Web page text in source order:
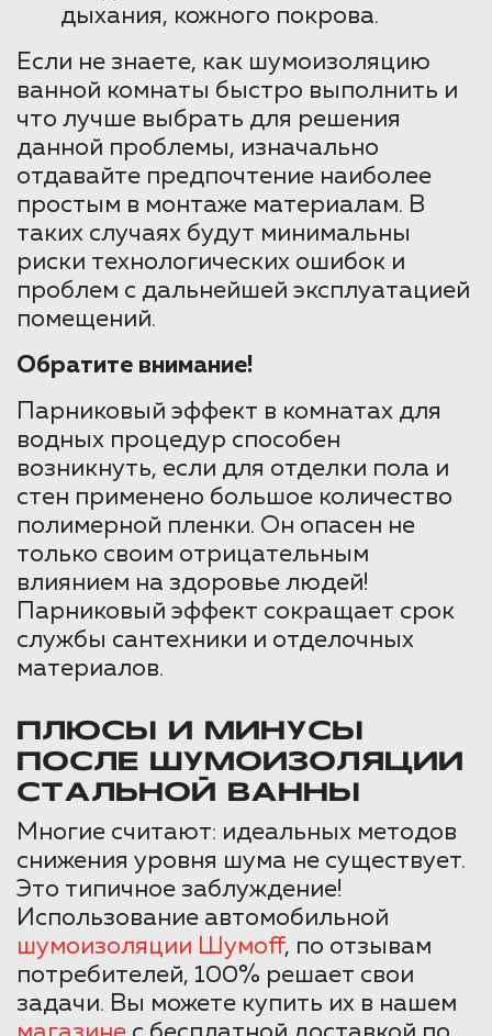
дыхания, кожного покрова.
Если не знаете, как шумоизоляцию
ванной комнаты быстро выполнить и
что лучше выбрать для решения
данной проблемы, изначально
отдавайте предпочтение наиболее
простым в монтаже материалам. В
таких случаях будут минимальны
риски технологических ошибок и
проблем с дальнейшей эксплуатацией
помещений.
Обратите внимание!
Парниковый эффект в комнатах для
водных процедур способен
возникнуть, если для отделки пола и
стен применено большое количество
полимерной пленки. Он опасен не
только своим отрицательным
влиянием на здоровье людей!
Парниковый эффект сокращает срок
службы сантехники и отделочных
материалов.
ПЛЮСЫ И МИНУСЫ
ПОСЛЕ ШУМОИЗОЛЯЦИИ
СТАЛЬНОЙ ВАННЫ
Многие считают: идеальных методов
снижения уровня шума не существует.
Это типичное заблуждение!
Использование автомобильной
шумоизоляции Шумоff, по отзывам
потребителей, 100% решает свои
задачи. Вы можете купить их в нашем